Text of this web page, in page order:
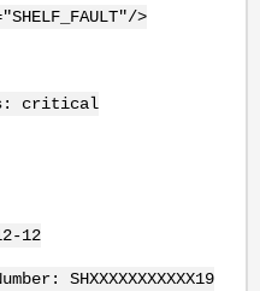
>
critical
12
SHXXXXXXXXXXX19